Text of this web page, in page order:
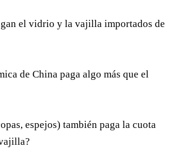
el vidrio y la vajilla importados de
de China paga algo más que el
espejos) también paga la cuota